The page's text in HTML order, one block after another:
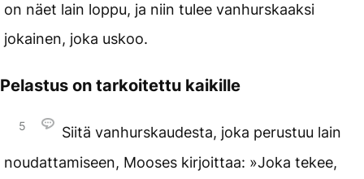
on näet lain loppu, ja niin tulee vanhurskaaksi
jokainen, joka uskoo.
Pelastus on tarkoitettu kaikille
5
Siitä vanhurskaudesta, joka perustuu lain
noudattamiseen, Mooses kirjoittaa: »Joka tekee,